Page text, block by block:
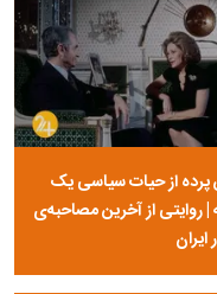
پرده از حیات سیاسی یک
| روایتی از آخرین مصاحبه‌ی
ایران